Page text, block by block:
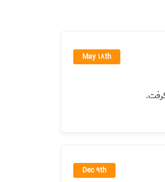
May 18th
Dec 9th